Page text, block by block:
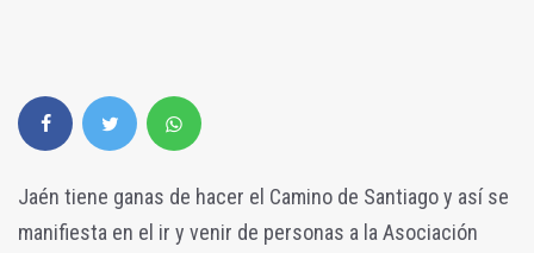
Jaén tiene ganas de hacer el Camino de Santiago y así se
manifiesta en el ir y venir de personas a la Asociación